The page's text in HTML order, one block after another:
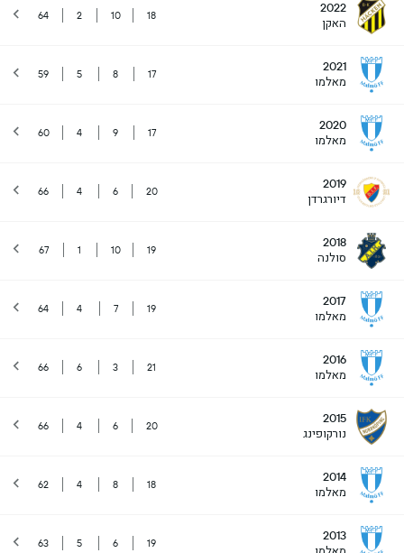
2022
האקן
18
10
2
64
2021
מאלמו
17
8
5
59
2020
מאלמו
17
9
4
60
2019
דיורגרדן
20
6
4
66
2018
סולנה
19
10
1
67
2017
מאלמו
19
7
4
64
2016
מאלמו
21
3
6
66
2015
נורקופינג
20
6
4
66
2014
מאלמו
18
8
4
62
2013
19
6
5
63